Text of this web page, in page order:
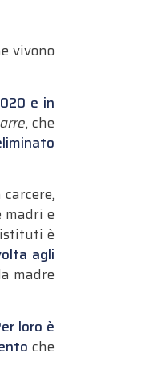
vivono
e in
, che
madri e
istituti è
agli
madre
loro è
che